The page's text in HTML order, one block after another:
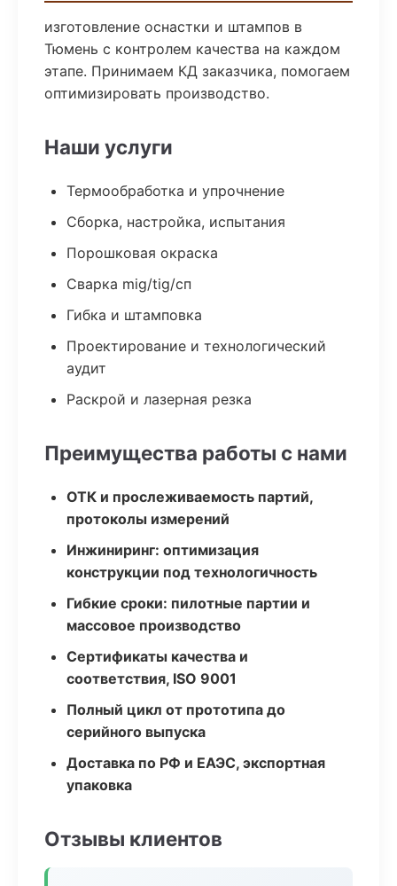
изготовление оснастки и штампов в
Тюмень с контролем качества на каждом
этапе. Принимаем КД заказчика, помогаем
оптимизировать производство.
Наши услуги
Термообработка и упрочнение
Сборка, настройка, испытания
Порошковая окраска
Сварка mig/tig/сп
Гибка и штамповка
Проектирование и технологический
аудит
Раскрой и лазерная резка
Преимущества работы с нами
ОТК и прослеживаемость партий,
протоколы измерений
Инжиниринг: оптимизация
конструкции под технологичность
Гибкие сроки: пилотные партии и
массовое производство
Сертификаты качества и
соответствия, ISO 9001
Полный цикл от прототипа до
серийного выпуска
Доставка по РФ и ЕАЭС, экспортная
упаковка
Отзывы клиентов